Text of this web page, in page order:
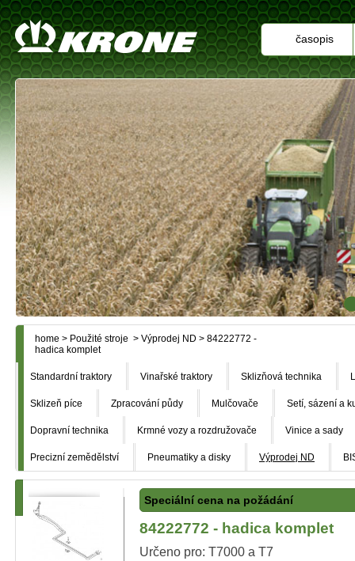
časopis
home > Použité stroje > Výprodej ND > 84222772 -
hadica komplet
Standardní traktory Vinařské traktory Sklizňová technika
Sklizeň píce Zpracování půdy Mulčovače Setí, sázení a
Dopravní technika Krmné vozy a rozdružovače Vinice a sady
Precizní zemědělství Pneumatiky a disky Výprodej ND
Speciální cena na požádání
84222772 - hadica komplet
Určeno pro: T7000 a T7